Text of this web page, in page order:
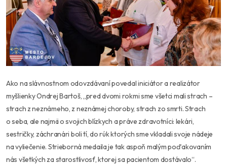
Ako na slávnostnom odovzdávaní povedal iniciátor a realizátor
myšlienky Ondrej Bartoš, „pred dvomi rokmi sme všetci mali strach –
strach z neznámeho, z neznámej choroby, strach zo smrti. Strach
o seba, ale najmä o svojich blízkych a práve zdravotníci: lekári,
sestričky, záchranári boli tí, do rúk ktorých sme vkladali svoje nádeje
na vyliečenie. Strieborná medaila je tak aspoň malým poďakovaním
nás všetkých za starostlivosť, ktorej sa pacientom dostávalo“.